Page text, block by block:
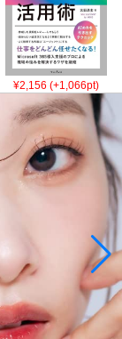
¥2,156 (+1,066pt)